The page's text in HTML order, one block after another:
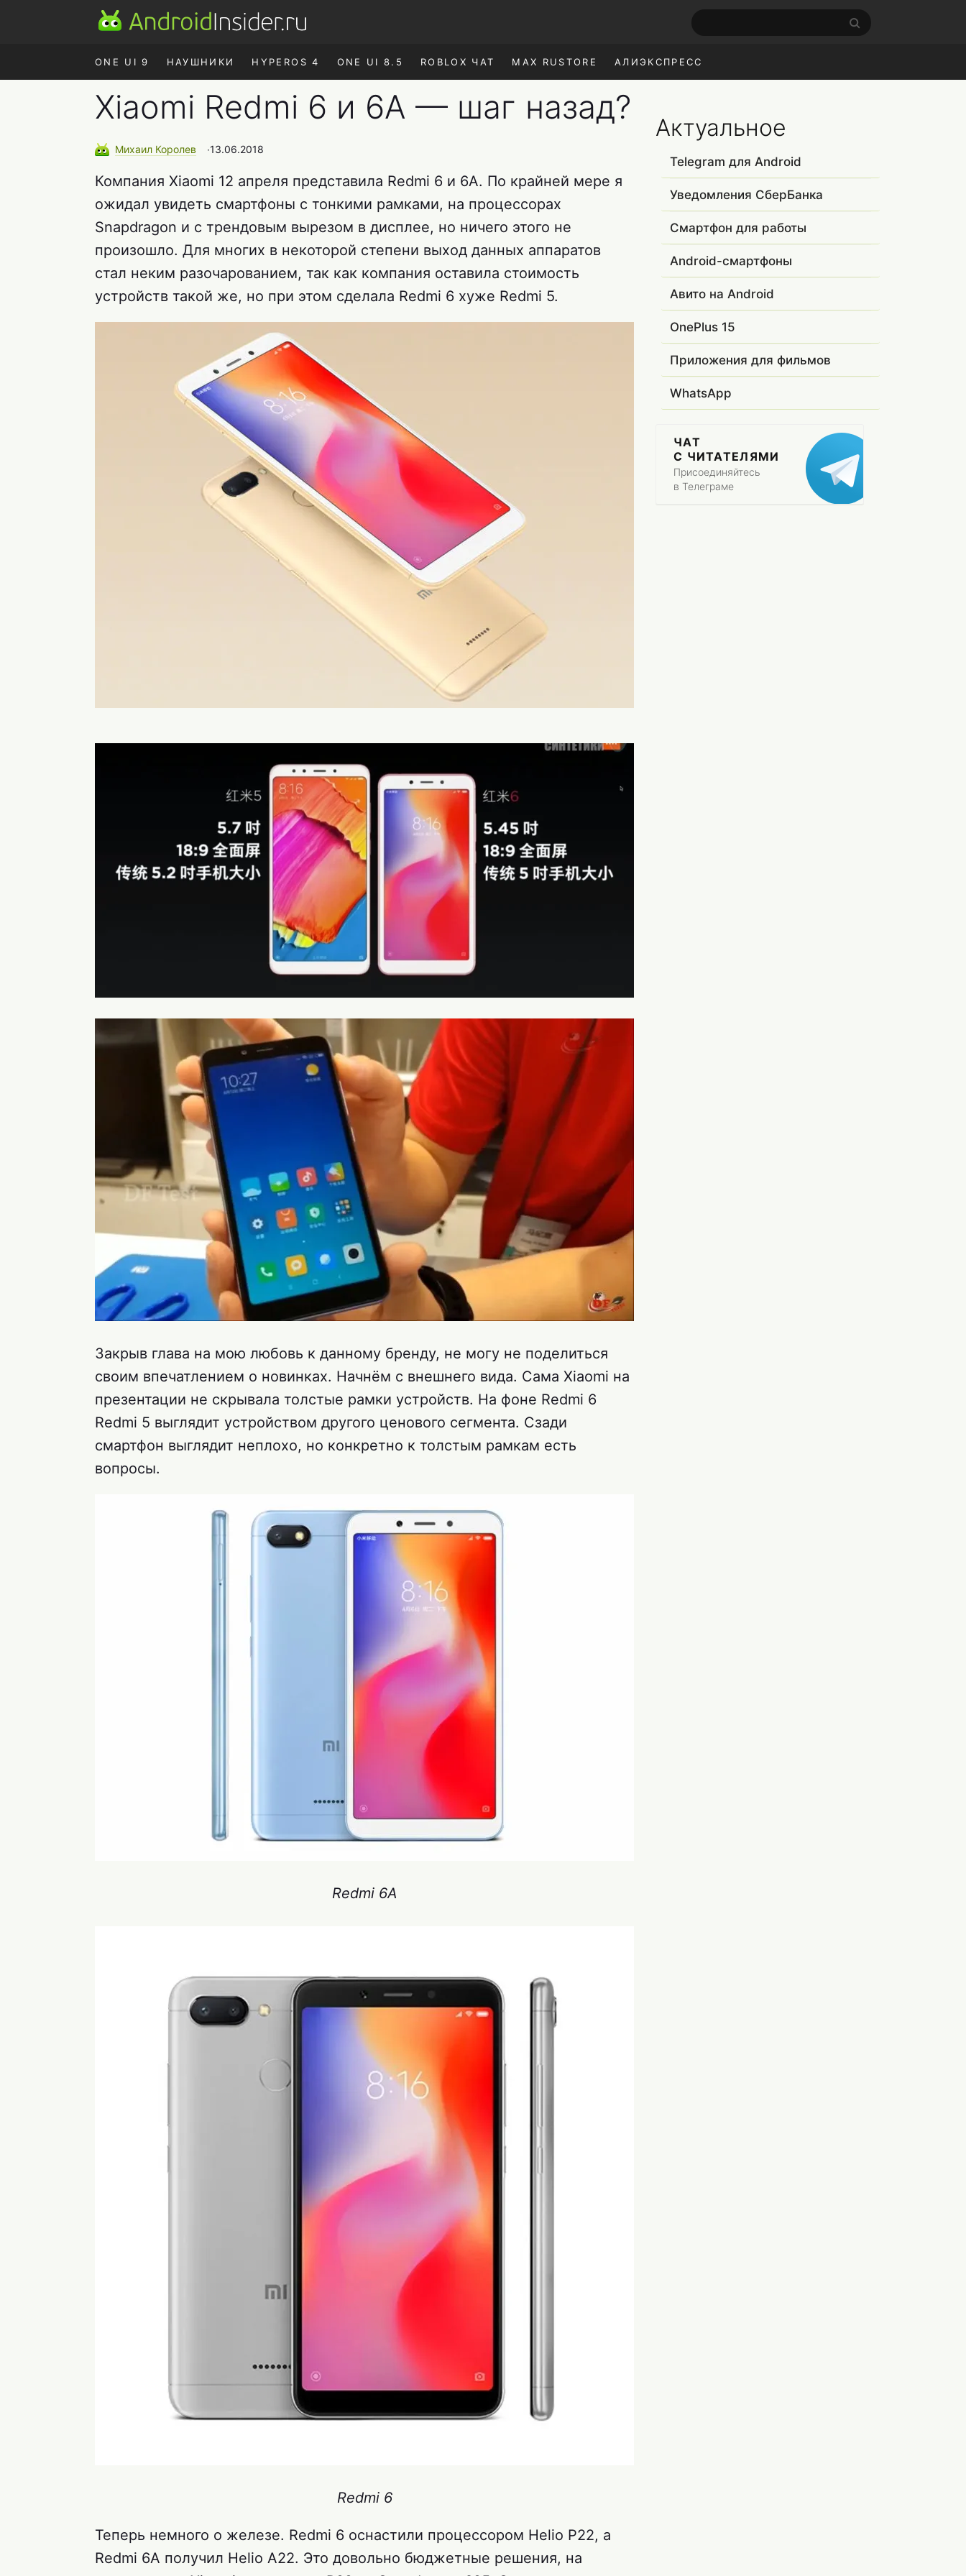
ONE UI 9 НАУШНИКИ HYPEROS 4 ONE UI 8.5 ROBLOX ЧАТ MAX RUSTORE АЛИЭКСПРЕСС
Xiaomi Redmi 6 и 6A — шаг назад?
Михаил Королев ∙13.06.2018
Компания Xiaomi 12 апреля представила Redmi 6 и 6A. По крайней мере я
ожидал увидеть смартфоны с тонкими рамками, на процессорах
Snapdragon и с трендовым вырезом в дисплее, но ничего этого не
произошло. Для многих в некоторой степени выход данных аппаратов
стал неким разочарованием, так как компания оставила стоимость
устройств такой же, но при этом сделала Redmi 6 хуже Redmi 5.
Закрыв глава на мою любовь к данному бренду, не могу не поделиться
своим впечатлением о новинках. Начнём с внешнего вида. Сама Xiaomi на
презентации не скрывала толстые рамки устройств. На фоне Redmi 6
Redmi 5 выглядит устройством другого ценового сегмента. Сзади
смартфон выглядит неплохо, но конкретно к толстым рамкам есть
вопросы.
Redmi 6A
Redmi 6
Теперь немного о железе. Redmi 6 оснастили процессором Helio P22, а
Redmi 6A получил Helio A22. Это довольно бюджетные решения, на
Актуальное
Telegram для Android
Уведомления СберБанка
Смартфон для работы
Android-смартфоны
Авито на Android
OnePlus 15
Приложения для фильмов
WhatsApp
ЧАТ
С ЧИТАТЕЛЯМИ
Присоединяйтесь
в Телеграме